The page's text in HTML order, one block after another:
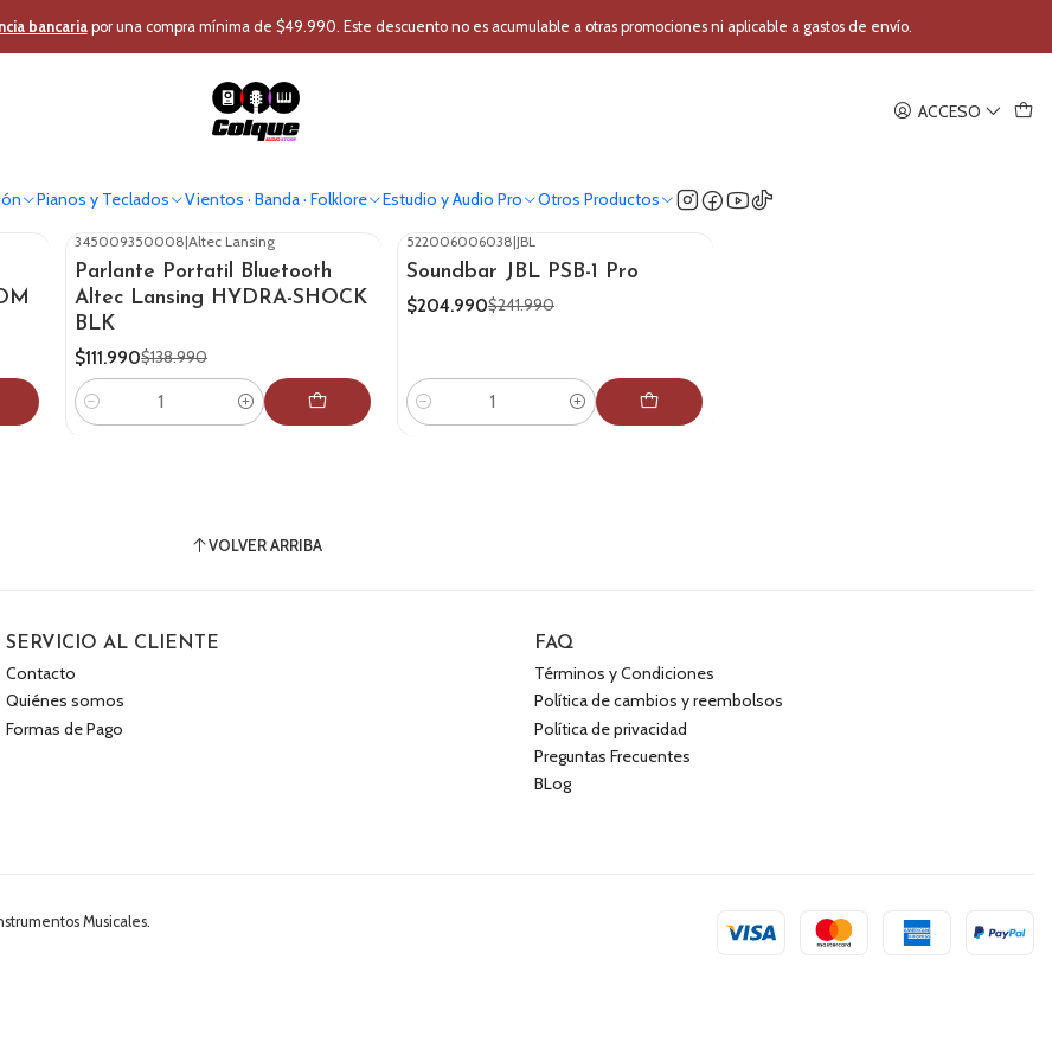
ACCESO
Pianos y Teclados Vientos · Banda · Folklore Estudio y Audio Pro Otros Productos
bancariapor una compra mínima de $49.990. Este descuento no es acumulable a otras promociones ni aplicable a gastos de envío.
Inicio Ofertas Colque Oferta Audio Home
Oferta Audio Home
345009350008|Altec Lansing
Parlante Portatil Bluetooth
Altec Lansing HYDRA-SHOCK
BLK
$111.990$138.990
Cantidad
522006006038|JBL
Soundbar JBL PSB-1 Pro
$204.990$241.990
Cantidad
VOLVER ARRIBA
SERVICIO AL CLIENTE
Contacto
Quiénes somos
Formas de Pago
FAQ
Términos y Condiciones
Política de cambios y reembolsos
Política de privacidad
Preguntas Frecuentes
BLog
Musicales.